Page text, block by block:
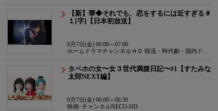
【新】華◆それでも、恋をするには近すぎる＃
１[字]【日本初放送】
8月7日(金) 06:00～07:00
ホームドラマチャンネルＨＤ 韓流・時代劇・国内ドラ
タベホの女〜女３世代満腹日記〜#1【すたみな
太郎NEXT編】
8月7日(金) 06:00～06:30
映画･チャンネルNECO-HD